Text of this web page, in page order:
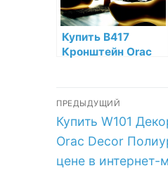
Купить B417
Кронштейн Orac
интернет-
магазине
Навигация
по
записям
ПРЕДЫДУЩИЙ
Предыдущая
запись:
Купить W101
Orac Decor
цене в интернет-